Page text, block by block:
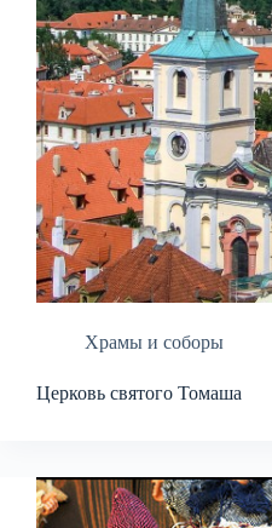
Храмы и соборы
Церковь святого Томаша